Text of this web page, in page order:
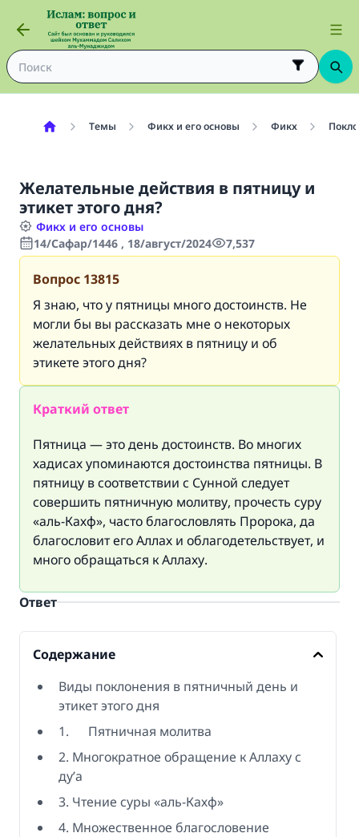
Темы Фикх и его основы Фикх
Желательные действия в пятницу и
этикет этого дня?
Фикх и его основы
14/Сафар/1446 , 18/август/2024
7,537
Вопрос 13815
Я знаю, что у пятницы много достоинств. Не
могли бы вы рассказать мне о некоторых
желательных действиях в пятницу и об
этикете этого дня?
Краткий ответ
Пятница — это день достоинств. Во многих
хадисах упоминаются достоинства пятницы. В
пятницу в соответствии с Сунной следует
совершить пятничную молитву, прочесть суру
«аль-Кахф», часто благословлять Пророка, да
благословит его Аллах и облагодетельствует, и
много обращаться к Аллаху.
Ответ
Содержание
Виды поклонения в пятничный день и
этикет этого дня
1. Пятничная молитва
2. Многократное обращение к Аллаху с
ду’а
3. Чтение суры «аль-Кахф»
4. Множественное благословение